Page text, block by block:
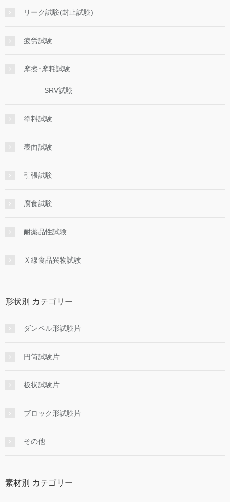
リーク試験(封止試験)
疲労試験
摩擦･摩耗試験
SRV試験
塗料試験
表面試験
引張試験
腐食試験
耐薬品性試験
Ｘ線食品異物試験
形状別 カテゴリー
ダンベル形試験片
円筒試験片
板状試験片
ブロック形試験片
その他
素材別 カテゴリー